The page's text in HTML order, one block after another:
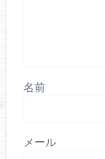
名前
メール